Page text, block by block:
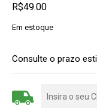
R$49.00
Em estoque
Consulte o prazo